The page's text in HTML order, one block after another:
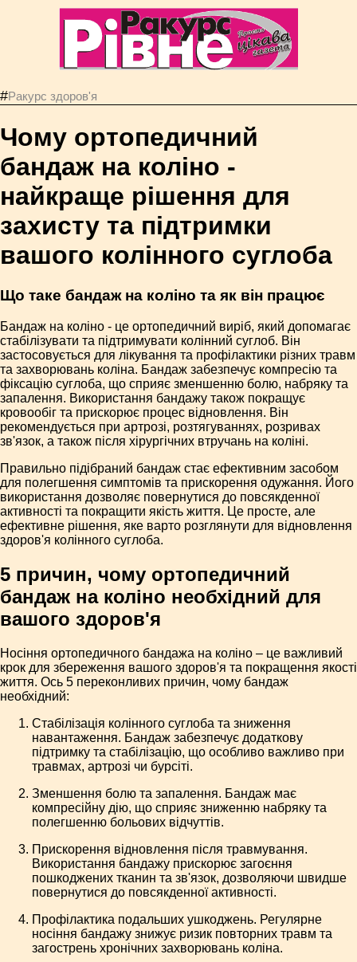
#Ракурс здоров'я
Чому ортопедичний
бандаж на коліно -
найкраще рішення для
захисту та підтримки
вашого колінного суглоба
Що таке бандаж на коліно та як він працює
Бандаж на коліно - це ортопедичний виріб, який допомагає
стабілізувати та підтримувати колінний суглоб. Він
застосовується для лікування та профілактики різних травм
та захворювань коліна. Бандаж забезпечує компресію та
фіксацію суглоба, що сприяє зменшенню болю, набряку та
запалення. Використання бандажу також покращує
кровообіг та прискорює процес відновлення. Він
рекомендується при артрозі, розтягуваннях, розривах
зв'язок, а також після хірургічних втручань на коліні.
Правильно підібраний бандаж стає ефективним засобом
для полегшення симптомів та прискорення одужання. Його
використання дозволяє повернутися до повсякденної
активності та покращити якість життя. Це просте, але
ефективне рішення, яке варто розглянути для відновлення
здоров'я колінного суглоба.
5 причин, чому ортопедичний
бандаж на коліно необхідний для
вашого здоров'я
Носіння ортопедичного бандажа на коліно – це важливий
крок для збереження вашого здоров'я та покращення якості
життя. Ось 5 переконливих причин, чому бандаж
необхідний:
Стабілізація колінного суглоба та зниження
навантаження. Бандаж забезпечує додаткову
підтримку та стабілізацію, що особливо важливо при
травмах, артрозі чи бурсіті.
Зменшення болю та запалення. Бандаж має
компресійну дію, що сприяє зниженню набряку та
полегшенню больових відчуттів.
Прискорення відновлення після травмування.
Використання бандажу прискорює загоєння
пошкоджених тканин та зв'язок, дозволяючи швидше
повернутися до повсякденної активності.
Профілактика подальших ушкоджень. Регулярне
носіння бандажу знижує ризик повторних травм та
загострень хронічних захворювань коліна.